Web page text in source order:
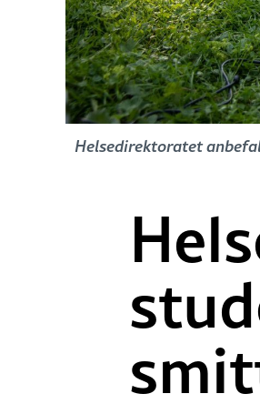
Helsedirektoratet